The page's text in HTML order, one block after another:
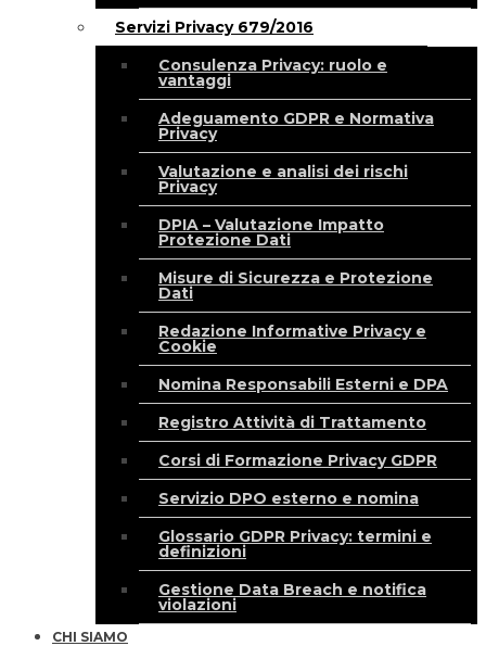
Servizi Privacy 679/2016
Consulenza Privacy: ruolo e
vantaggi
Adeguamento GDPR e Normativa
Privacy
Valutazione e analisi dei rischi
Privacy
DPIA – Valutazione Impatto
Protezione Dati
Misure di Sicurezza e Protezione
Dati
Redazione Informative Privacy e
Cookie
Nomina Responsabili Esterni e DPA
Registro Attività di Trattamento
Corsi di Formazione Privacy GDPR
Servizio DPO esterno e nomina
Glossario GDPR Privacy: termini e
definizioni
Gestione Data Breach e notifica
violazioni
CHI SIAMO